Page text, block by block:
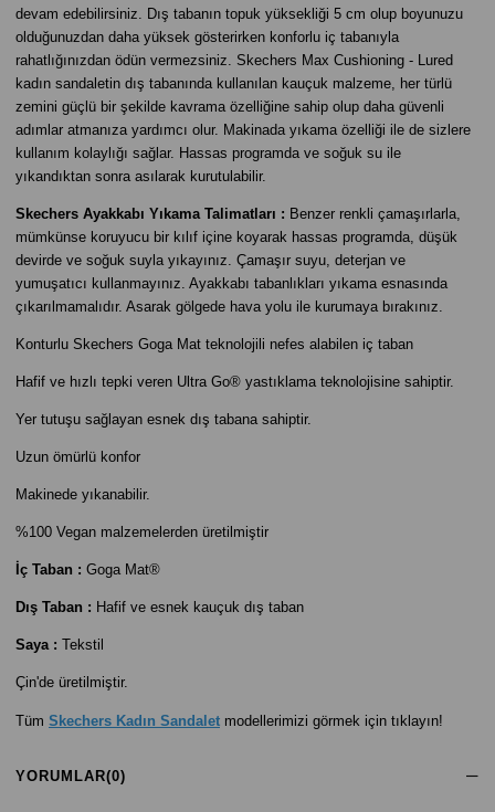
devam edebilirsiniz. Dış tabanın topuk yüksekliği 5 cm olup boyunuzu
olduğunuzdan daha yüksek gösterirken konforlu iç tabanıyla
rahatlığınızdan ödün vermezsiniz. Skechers Max Cushioning - Lured
kadın sandaletin dış tabanında kullanılan kauçuk malzeme, her türlü
zemini güçlü bir şekilde kavrama özelliğine sahip olup daha güvenli
adımlar atmanıza yardımcı olur. Makinada yıkama özelliği ile de sizlere
kullanım kolaylığı sağlar. Hassas programda ve soğuk su ile
yıkandıktan sonra asılarak kurutulabilir.
Skechers Ayakkabı Yıkama Talimatları : Benzer renkli çamaşırlarla,
mümkünse koruyucu bir kılıf içine koyarak hassas programda, düşük
devirde ve soğuk suyla yıkayınız. Çamaşır suyu, deterjan ve
yumuşatıcı kullanmayınız. Ayakkabı tabanlıkları yıkama esnasında
çıkarılmamalıdır. Asarak gölgede hava yolu ile kurumaya bırakınız.
Konturlu Skechers Goga Mat teknolojili nefes alabilen iç taban
Hafif ve hızlı tepki veren Ultra Go® yastıklama teknolojisine sahiptir.
Yer tutuşu sağlayan esnek dış tabana sahiptir.
Uzun ömürlü konfor
Makinede yıkanabilir.
%100 Vegan malzemelerden üretilmiştir
İç Taban : Goga Mat®
Dış Taban : Hafif ve esnek kauçuk dış taban
Saya : Tekstil
Çin'de üretilmiştir.
Tüm Skechers Kadın Sandalet modellerimizi görmek için tıklayın!
YORUMLAR(0)